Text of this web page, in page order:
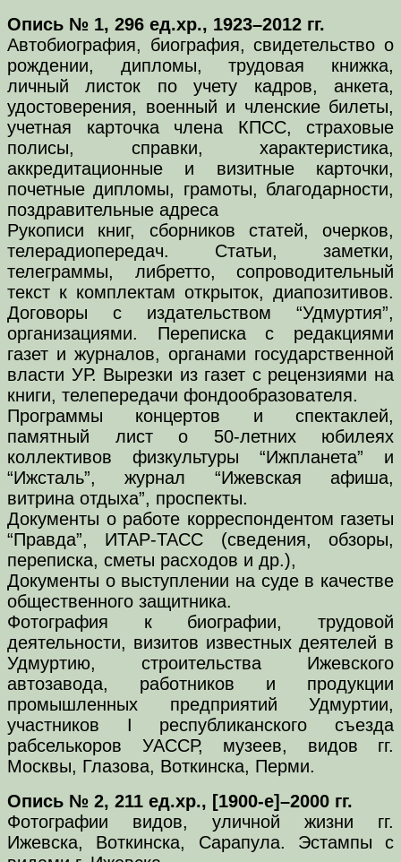
Опись № 1, 296 ед.хр., 1923–2012 гг.
Автобиография, биография, свидетельство о
рождении, дипломы, трудовая книжка,
личный листок по учету кадров, анкета,
удостоверения, военный и членские билеты,
учетная карточка члена КПСС, страховые
полисы, справки, характеристика,
аккредитационные и визитные карточки,
почетные дипломы, грамоты, благодарности,
поздравительные адреса
Рукописи книг, сборников статей, очерков,
телерадиопередач. Статьи, заметки,
телеграммы, либретто, сопроводительный
текст к комплектам открыток, диапозитивов.
Договоры с издательством “Удмуртия”,
организациями. Переписка с редакциями
газет и журналов, органами государственной
власти УР. Вырезки из газет с рецензиями на
книги, телепередачи фондообразователя.
Программы концертов и спектаклей,
памятный лист о 50-летних юбилеях
коллективов физкультуры “Ижпланета” и
“Ижсталь”, журнал “Ижевская афиша,
витрина отдыха”, проспекты.
Документы о работе корреспондентом газеты
“Правда”, ИТАР-ТАСС (сведения, обзоры,
переписка, сметы расходов и др.),
Документы о выступлении на суде в качестве
общественного защитника.
Фотография к биографии, трудовой
деятельности, визитов известных деятелей в
Удмуртию, строительства Ижевского
автозавода, работников и продукции
промышленных предприятий Удмуртии,
участников I республиканского съезда
рабселькоров УАССР, музеев, видов гг.
Москвы, Глазова, Воткинска, Перми.
Опись № 2, 211 ед.хр., [1900-е]–2000 гг.
Фотографии видов, уличной жизни гг.
Ижевска, Воткинска, Сарапула. Эстампы с